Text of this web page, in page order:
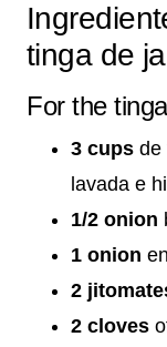
tinga de
For the tinga
3 cups de
lavada e
1/2 onion
1 onion
2
2 cloves